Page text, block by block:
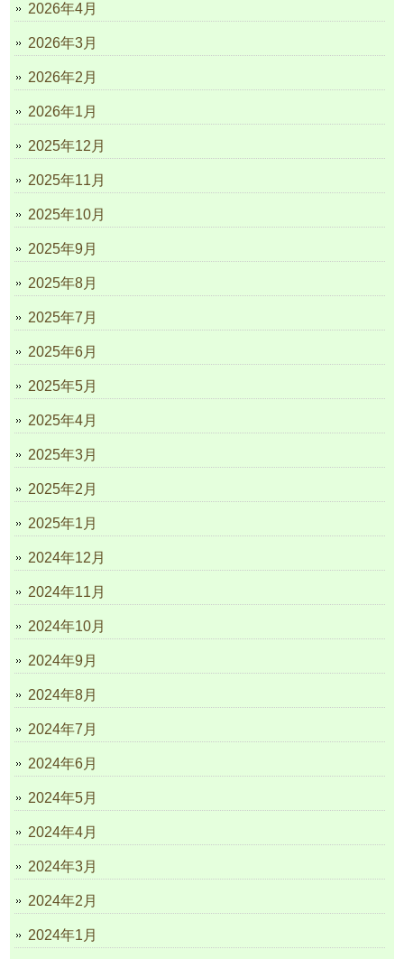
2026年4月
2026年3月
2026年2月
2026年1月
2025年12月
2025年11月
2025年10月
2025年9月
2025年8月
2025年7月
2025年6月
2025年5月
2025年4月
2025年3月
2025年2月
2025年1月
2024年12月
2024年11月
2024年10月
2024年9月
2024年8月
2024年7月
2024年6月
2024年5月
2024年4月
2024年3月
2024年2月
2024年1月